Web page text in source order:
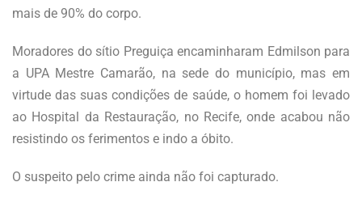
mais de 90% do corpo.
Moradores do sítio Preguiça encaminharam Edmilson para
a UPA Mestre Camarão, na sede do município, mas em
virtude das suas condições de saúde, o homem foi levado
ao Hospital da Restauração, no Recife, onde acabou não
resistindo os ferimentos e indo a óbito.
O suspeito pelo crime ainda não foi capturado.